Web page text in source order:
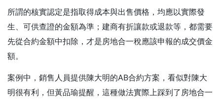
所謂的核實認定是指取得成本與出售價格，均應以實際發
生、可供查證的金額為準；建商有折讓款或退款等，都需要
先從合約金額中扣除，才是房地合一稅應該申報的成交價金
額。
案例中，銷售人員提供陳大明的AB合約方案，看似對陳大
明很有利，但黃品瑜提醒，這種做法實際上踩到了房地合一